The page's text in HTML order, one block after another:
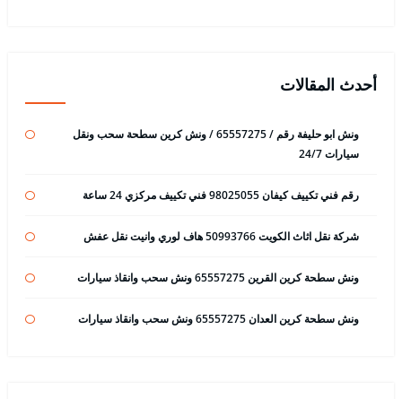
أحدث المقالات
ونش ابو حليفة رقم / 65557275 / ونش كرين سطحة سحب ونقل
سيارات 24/7
رقم فني تكييف كيفان 98025055 فني تكييف مركزي 24 ساعة
شركة نقل اثاث الكويت 50993766 هاف لوري وانيت نقل عفش
ونش سطحة كرين القرين 65557275 ونش سحب وانقاذ سيارات
ونش سطحة كرين العدان 65557275 ونش سحب وانقاذ سيارات